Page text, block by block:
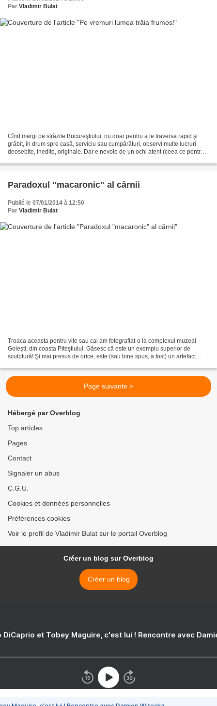
Par Vladimir Bulat
Cînd mergi pe străzile Bucureştiului, nu doar pentru a le traversa rapid şi
grăbit, în drum spre casă, serviciu sau cumpărături, observi multe lucruri
deosebite, inedite, originale. Dar e nevoie de un ochi atent (ceea ce pentru
Paradoxul "macaronic" al cărnii
Publié le 07/01/2014 à 12:50
Par Vladimir Bulat
Troaca aceasta pentru vite sau cai am fotografiat-o la complexul muzeal
Goleşti, din coasta Piteştiului. Găsesc că este un exemplu superior de
sculptură! Şi mai presus de orice, este (sau bine spus, a fost) un artefact
Page suivante >
Hébergé par Overblog
Top articles
Pages
Contact
Signaler un abus
C.G.U.
Cookies et données personnelles
Préférences cookies
Voir le profil de Vladimir Bulat sur le portail Overblog
Créer un blog sur Overblog
Créer un blog
DiCaprio et Tobey Maguire, c'est lui ! Rencontre avec